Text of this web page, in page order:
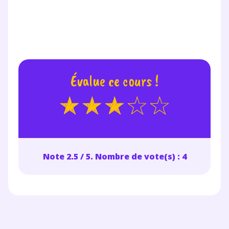
Évalue ce cours !
Note 2.5 / 5. Nombre de vote(s) : 4